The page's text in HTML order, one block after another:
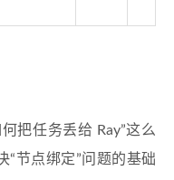
把任务丢给 Ray”这么
“节点绑定”问题的基础